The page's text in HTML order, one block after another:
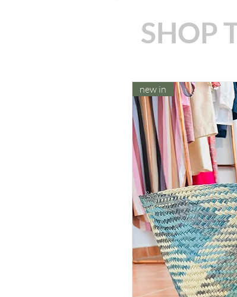
SHOP
new in